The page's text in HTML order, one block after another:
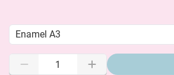
Enamel A3